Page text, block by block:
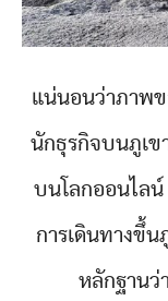
แน่นอนว่าภาพ
นักธุรกิจบนภูเข
บนโลกออนไล
การเดินทางขึ้น
หลักฐานว่